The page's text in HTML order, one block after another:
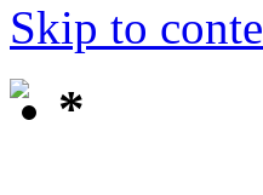
Skip to
*